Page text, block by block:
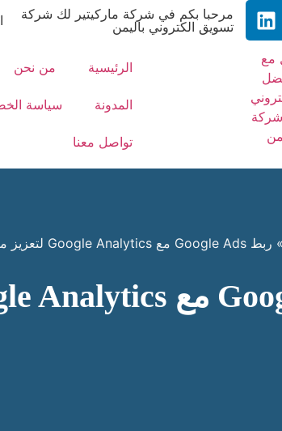
مرحبا بكم في شركة ماركيتير لك شركة
تسويق الكتروني باليمن
الرئيسية من نحن
المدونة سياسة
تواصل معنا
» ربط Google Ads مع Google Analytics لتعزيز مبيعاتك في اليمن